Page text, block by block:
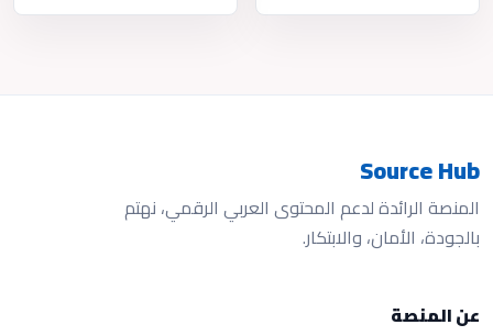
Source Hub
المنصة الرائدة لدعم المحتوى العربي الرقمي، نهتم
بالجودة، الأمان، والابتكار.
عن المنصة